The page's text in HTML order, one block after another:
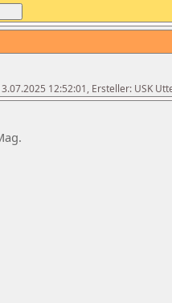
12:52:01, Ersteller: USK